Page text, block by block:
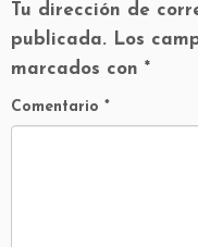
Tu dirección de
publicada. Los
marcados con *
Comentario *